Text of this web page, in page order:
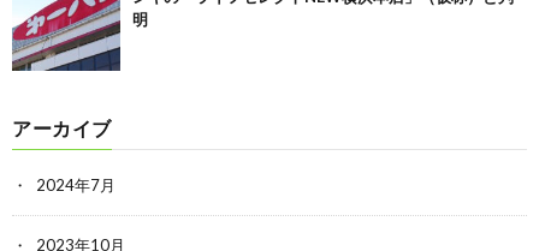
明
アーカイブ
2024年7月
2023年10月